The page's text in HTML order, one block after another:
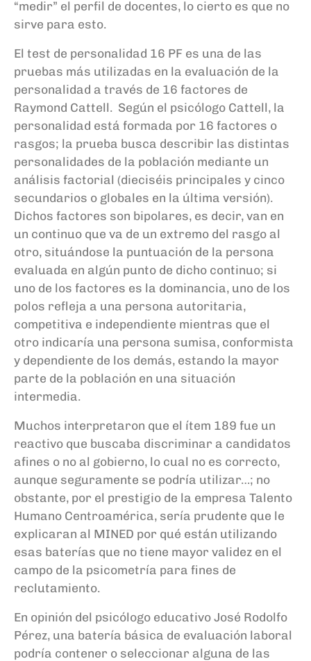
“medir” el perfil de docentes, lo cierto es que no
sirve para esto.
El test de personalidad 16 PF es una de las
pruebas más utilizadas en la evaluación de la
personalidad a través de 16 factores de
Raymond Cattell. Según el psicólogo Cattell, la
personalidad está formada por 16 factores o
rasgos; la prueba busca describir las distintas
personalidades de la población mediante un
análisis factorial (dieciséis principales y cinco
secundarios o globales en la última versión).
Dichos factores son bipolares, es decir, van en
un continuo que va de un extremo del rasgo al
otro, situándose la puntuación de la persona
evaluada en algún punto de dicho continuo; si
uno de los factores es la dominancia, uno de los
polos refleja a una persona autoritaria,
competitiva e independiente mientras que el
otro indicaría una persona sumisa, conformista
y dependiente de los demás, estando la mayor
parte de la población en una situación
intermedia.
Muchos interpretaron que el ítem 189 fue un
reactivo que buscaba discriminar a candidatos
afines o no al gobierno, lo cual no es correcto,
aunque seguramente se podría utilizar…; no
obstante, por el prestigio de la empresa Talento
Humano Centroamérica, sería prudente que le
explicaran al MINED por qué están utilizando
esas baterías que no tiene mayor validez en el
campo de la psicometría para fines de
reclutamiento.
En opinión del psicólogo educativo José Rodolfo
Pérez, una batería básica de evaluación laboral
podría contener o seleccionar alguna de las